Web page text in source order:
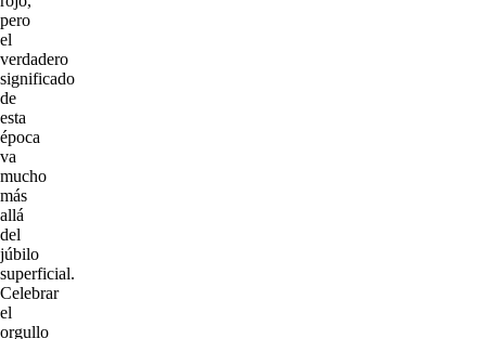
pero
el
verdadero
significado
de
esta
época
va
mucho
más
allá
del
júbilo
superficial.
Celebrar
el
orgullo